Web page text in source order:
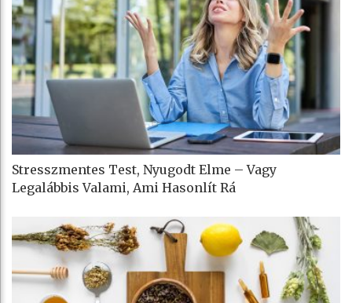
Stresszmentes Test, Nyugodt Elme – Vagy
Legalábbis Valami, Ami Hasonlít Rá